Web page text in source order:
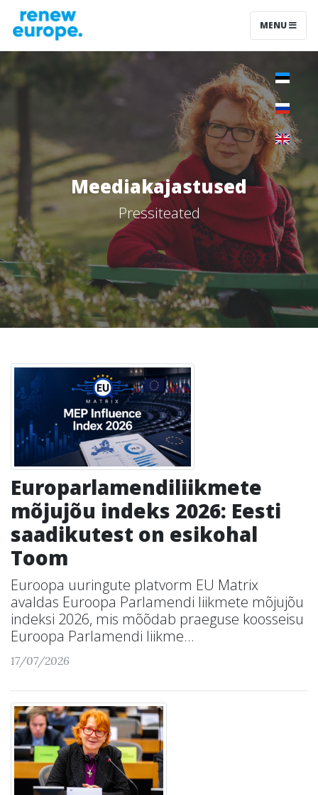
MENU
Meediakajastused
Pressiteated
Europarlamendiliikmete
mõjujõu indeks 2026: Eesti
saadikutest on esikohal
Toom
Euroopa uuringute platvorm EU Matrix
avaldas Euroopa Parlamendi liikmete mõjujõu
indeksi 2026, mis mõõdab praeguse koosseisu
Euroopa Parlamendi liikme...
17/07/2026